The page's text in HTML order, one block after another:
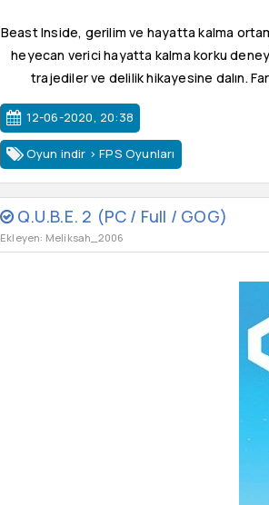
Beast Inside, gerilim ve hayatta kalma
heyecan verici hayatta kalma korku
trajediler ve delilik hikayesine dalın.
12-06-2020, 20:38
Oyun indir >FPS Oyunları
Q.U.B.E. 2 (PC / Full / GOG)
Ekleyen: Meliksah_2006